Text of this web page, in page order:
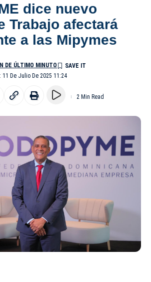
dice nuevo
Trabajo afectará
a las Mipymes
11 De Julio De 2025 11:24
DE ÚLTIMO MINUTO
2 Min Read